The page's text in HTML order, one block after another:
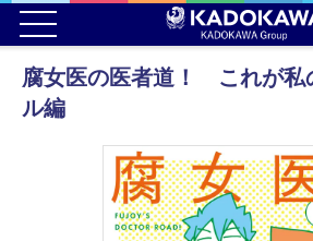
腐女医の医者道！ これが私
ル編